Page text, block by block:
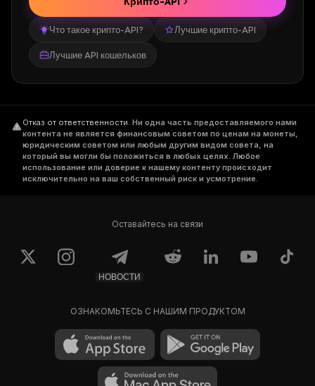
Что такое крипто-API? Лучшие крипто-API
Лучшие API кошельков
Отказ от ответственности. Ни одна часть предоставляемого нами
контента не является финансовым советом по ценам на монеты,
юридическим советом или любым другим видом совета, на
который вы могли бы положиться в любых целях. Любое
использование или доверие к нашему контенту происходит
исключительно на ваш собственный риск и усмотрение.
Оставайтесь на связи
НОВОСТИ
ОЗНАКОМЬТЕСЬ С НАШИМ ПРОДУКТОМ